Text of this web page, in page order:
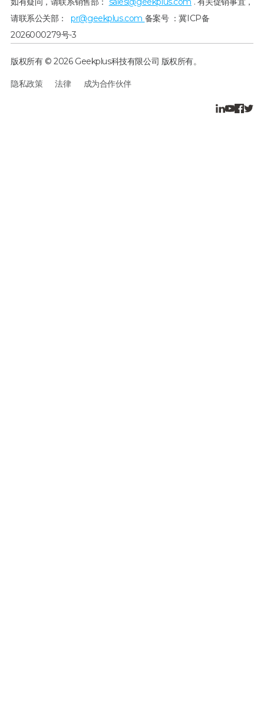
请联系公关部：pr@geekplus.com 备案号 ：冀ICP备
2026000279号-3
版权所有 © 2026 Geekplus科技有限公司 版权所有。
隐私政策 法律 成为合作伙伴